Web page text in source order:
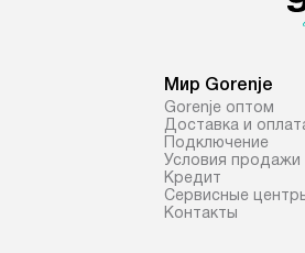
Мир Gorenje
Gorenje оптом
Доставка и
Подключение
Условия продажи
Кредит
Сервисные
Контакты